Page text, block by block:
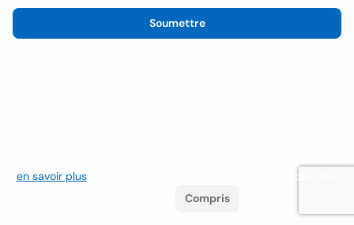
Soumettre
en savoir plus. Si vous continuez à naviguer, vous acceptez leur
Compris